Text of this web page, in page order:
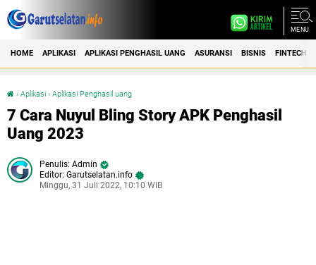
MENU
HOME APLIKASI APLIKASI PENGHASIL UANG ASURANSI BISNIS FINTECH
› Aplikasi › Aplikasi Penghasil uang
7 Cara Nuyul Bling Story APK Penghasil
Uang 2023
Admin
Editor: Garutselatan.info
Minggu, 31 Juli 2022, 10:10 WIB